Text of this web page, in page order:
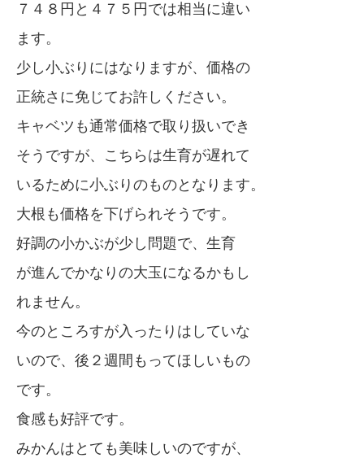
７４８円と４７５円では相当に違い
ます。
少し小ぶりにはなりますが、価格の
正統さに免じてお許しください。
キャベツも通常価格で取り扱いでき
そうですが、こちらは生育が遅れて
いるために小ぶりのものとなります。
大根も価格を下げられそうです。
好調の小かぶが少し問題で、生育
が進んでかなりの大玉になるかもし
れません。
今のところすが入ったりはしていな
いので、後２週間もってほしいもの
です。
食感も好評です。
みかんはとても美味しいのですが、